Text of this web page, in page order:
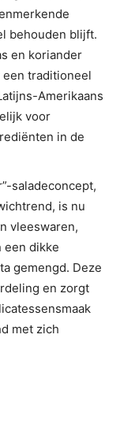
behouden blijft.
en koriander
traditioneel
Amerikaans
voor
in de
saladeconcept,
is nu
vleeswaren,
een dikke
gemengd. Deze
en zorgt
met zich